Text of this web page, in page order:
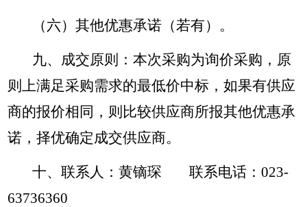
（六）其他优惠承诺（若有）。
九、成交原则：本次采购为询价采购，原
则上满足采购需求的最低价中标，如果有供应
商的报价相同，则比较供应商所报其他优惠承
诺，择优确定成交供应商。
十、联系人：黄镝琛
联系电话：023-
63736360